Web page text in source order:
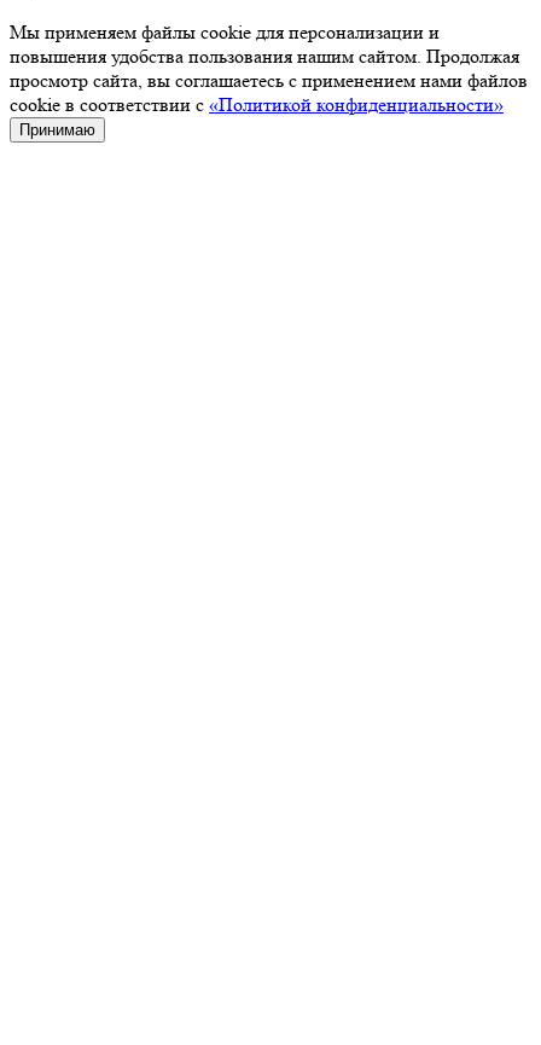
Мы применяем файлы cookie для персонализации и
повышения удобства пользования нашим сайтом. Продолжая
просмотр сайта, вы соглашаетесь с применением нами файлов
cookie в соответствии с «Политикой конфиденциальности»
Принимаю